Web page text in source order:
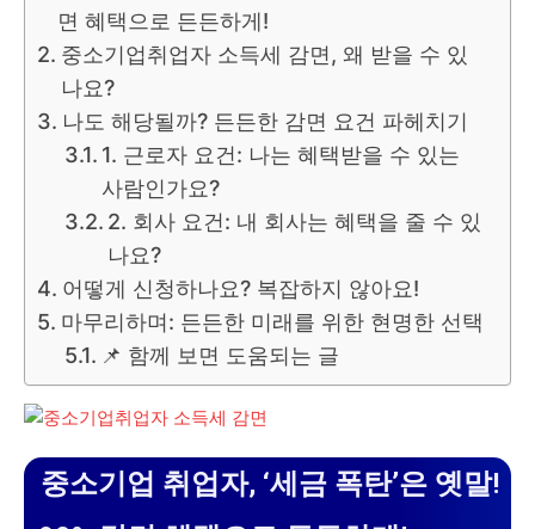
면 혜택으로 든든하게!
중소기업취업자 소득세 감면, 왜 받을 수 있
나요?
나도 해당될까? 든든한 감면 요건 파헤치기
1. 근로자 요건: 나는 혜택받을 수 있는
사람인가요?
2. 회사 요건: 내 회사는 혜택을 줄 수 있
나요?
어떻게 신청하나요? 복잡하지 않아요!
마무리하며: 든든한 미래를 위한 현명한 선택
📌 함께 보면 도움되는 글
중소기업 취업자, ‘세금 폭탄’은 옛말!